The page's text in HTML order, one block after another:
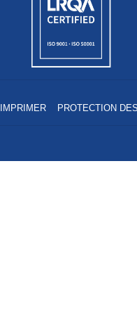
IMPRIMER PROTECTION